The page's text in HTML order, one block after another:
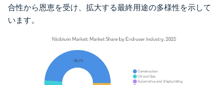
合性から恩恵を受け、拡大する最終用途の多様性を示して
います。